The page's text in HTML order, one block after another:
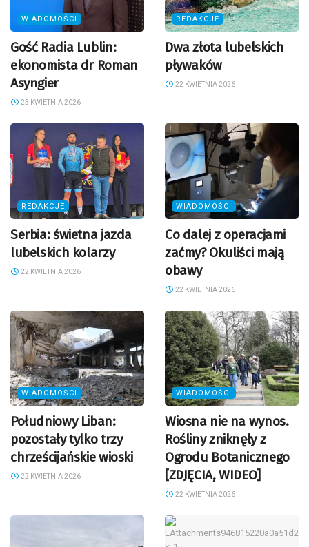
WIADOMOŚCI
Gość Radia Lublin:
ekonomista dr Roman
Asyngier
23 KWIETNIA 2026
REDAKCJE
Dwa złota lubelskich
pływaków
22 KWIETNIA 2026
REDAKCJE
Serbia: świetna jazda
lubelskich kolarzy
22 KWIETNIA 2026
WIADOMOŚCI
Co dalej z operacjami
zaćmy? Okuliści mają
obawy
22 KWIETNIA 2026
WIADOMOŚCI
Południowy Liban:
pozostały tylko trzy
chrześcijańskie wioski
22 KWIETNIA 2026
WIADOMOŚCI
Wiosna nie na wynos.
Rośliny zniknęły z
Ogrodu Botanicznego
[ZDJĘCIA, WIDEO]
22 KWIETNIA 2026